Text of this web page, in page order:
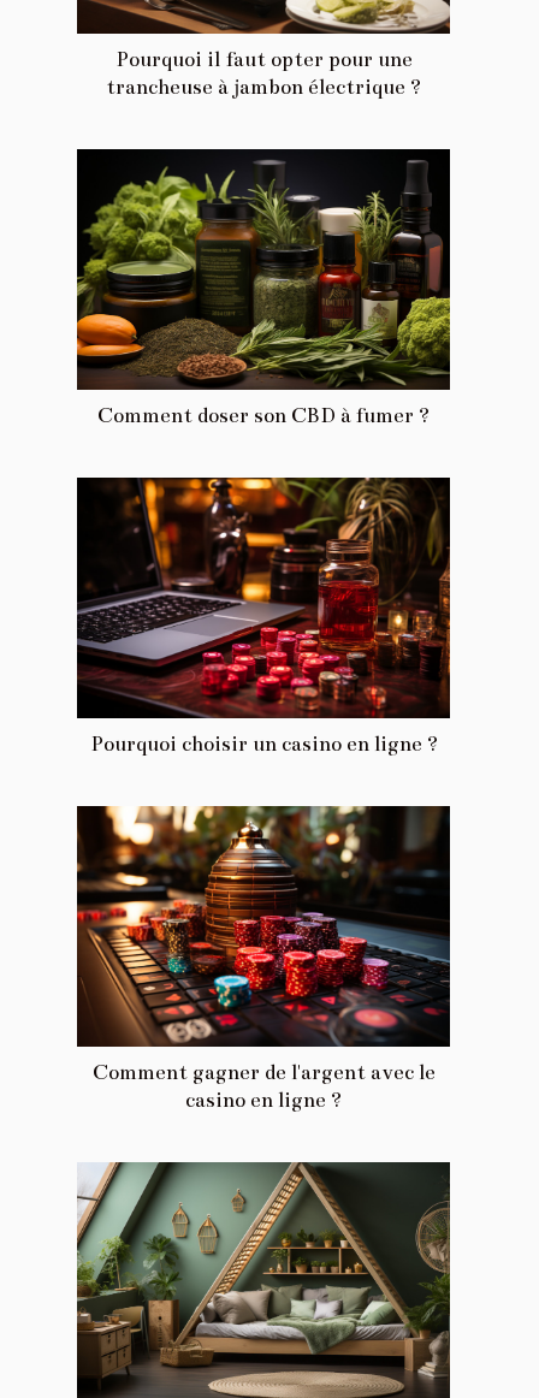
Pourquoi il faut opter pour une
trancheuse à jambon électrique ?
Comment doser son CBD à fumer ?
Pourquoi choisir un casino en ligne ?
Comment gagner de l'argent avec le
casino en ligne ?